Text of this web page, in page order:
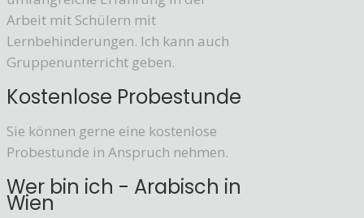
Arbeit mit Schülern mit
Lernbehinderungen. Ich kann auch
Gruppenunterricht geben.
Kostenlose Probestunde
Sie können gerne eine kostenlose
Probestunde in Anspruch nehmen.
Wer bin ich - Arabisch in
Wien